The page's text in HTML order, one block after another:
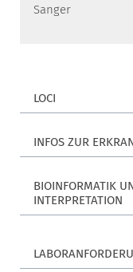
Sanger
LOCI
INFOS ZUR
BIOINFORMATIK
INTERPRETATION